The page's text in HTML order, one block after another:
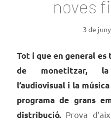
noves
3 de
Tot i que en general
de monetitzar,
l’audiovisual i la
programa de grans
distribució.Prova